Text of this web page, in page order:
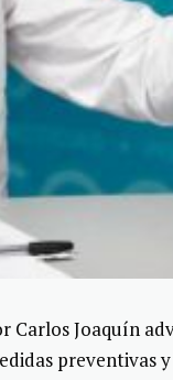
Carlos Joaquín
preventivas